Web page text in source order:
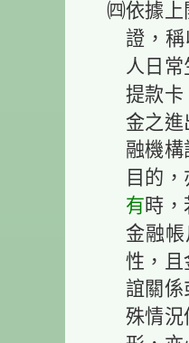
㈣依據上
證，
人日常
提款卡
金之進
融機構
目的
有時
金融
性，且
誼關係
殊情況